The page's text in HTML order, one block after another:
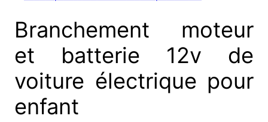
Branchement moteur
et batterie 12v de
voiture électrique pour
enfant